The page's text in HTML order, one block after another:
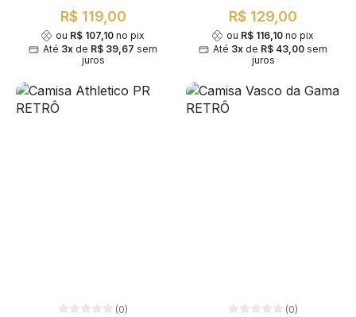
R$ 119,00
ou R$ 107,10 no pix
Até 3x de R$ 39,67 sem
juros
R$ 129,00
ou R$ 116,10 no pix
Até 3x de R$ 43,00 sem
juros
(0) (0)